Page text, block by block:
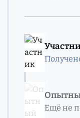
Ещё не